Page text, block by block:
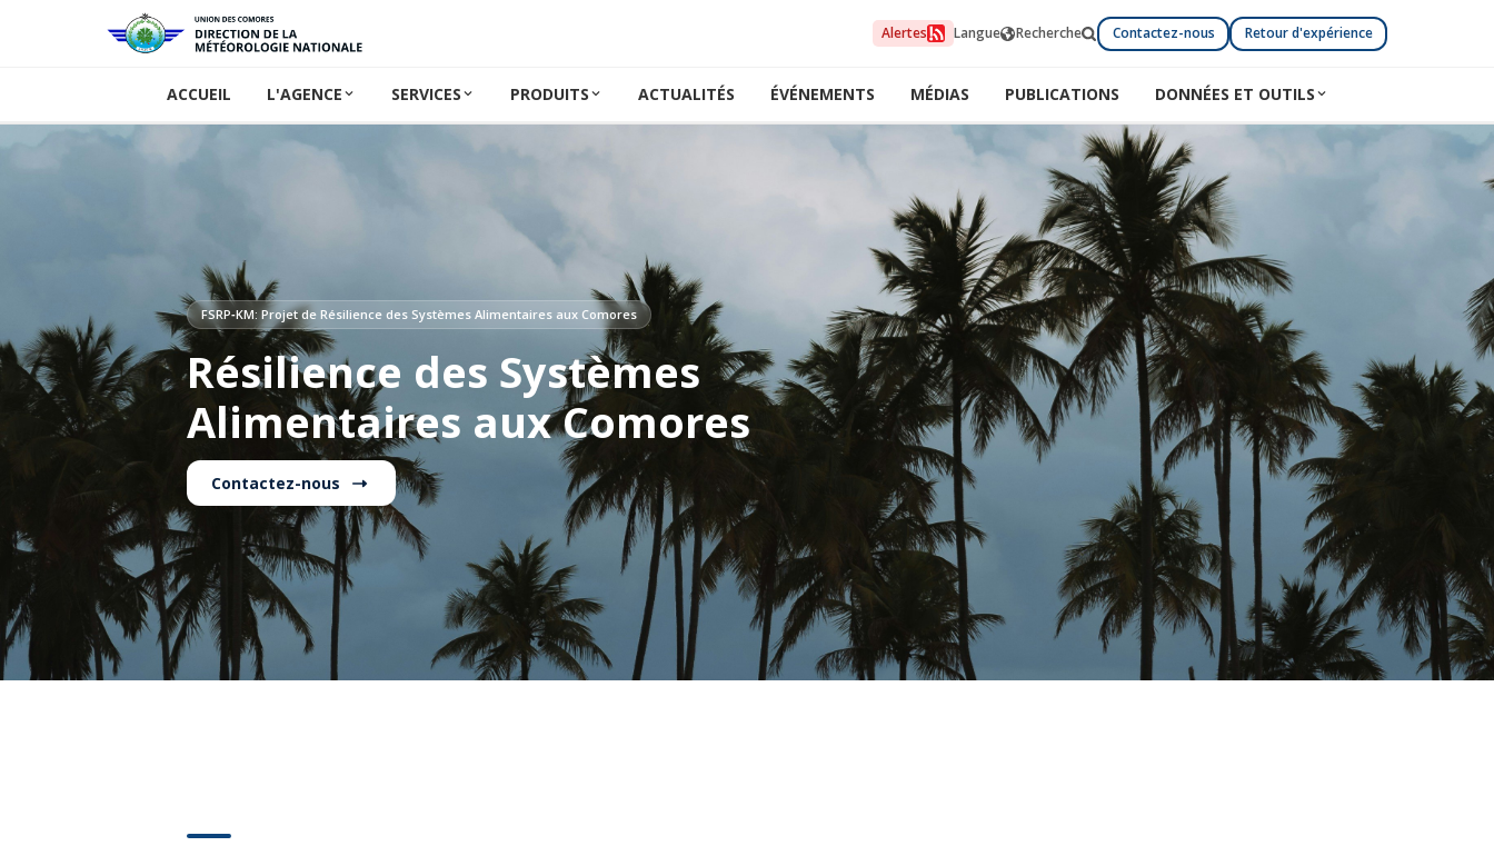
Alertes Langue Recherche Contactez-nous Retour d'expérience
ACCUEIL L'AGENCE SERVICES PRODUITS ACTUALITÉS ÉVÉNEMENTS MÉDIAS PUBLICATIONS DONNÉES ET OUTILS
FSRP‑KM: Projet de Résilience des Systèmes Alimentaires aux Comores
Résilience des Systèmes
Alimentaires aux Comores
Contactez-nous